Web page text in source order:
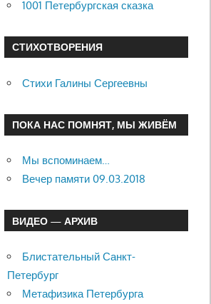
1001 Петербургская сказка
СТИХОТВОРЕНИЯ
Стихи Галины Сергеевны
ПОКА НАС ПОМНЯТ, МЫ ЖИВЁМ
Мы вспоминаем…
Вечер памяти 09.03.2018
ВИДЕО — АРХИВ
Блистательный Санкт-
Петербург
Метафизика Петербурга